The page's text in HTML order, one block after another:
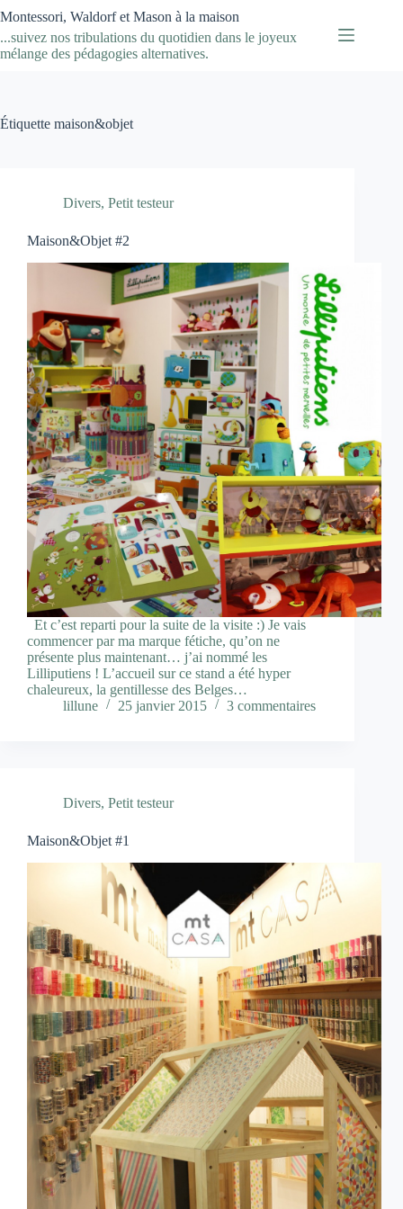
au
contenu
Montessori, Waldorf et Mason à la maison
...suivez nos tribulations du quotidien dans le joyeux
mélange des pédagogies alternatives.
Étiquette maison&objet
Divers, Petit testeur
Maison&Objet #2
Et c’est reparti pour la suite de la visite :) Je vais
commencer par ma marque fétiche, qu’on ne
présente plus maintenant… j’ai nommé les
Lilliputiens ! L’accueil sur ce stand a été hyper
chaleureux, la gentillesse des Belges…
lillune
25 janvier 2015 3 commentaires
Divers, Petit testeur
Maison&Objet #1